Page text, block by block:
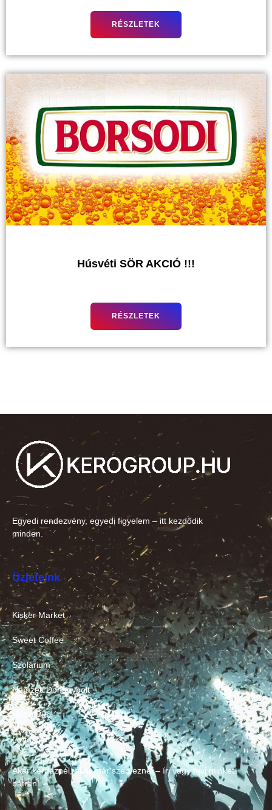
RÉSZLETEK
Húsvéti SÖR AKCIÓ !!!
RÉSZLETEK
Egyedi rendezvény, egyedi figyelem – itt kezdődik
minden.
Üzleteink
Kisker Market
Sweet Coffee
Szolárium
Nemzeti Dohánybolt
Retro Pub
Lottózó
Akár kérdeznél, akár már szerveznél – írj vagy hívj minket
bátran!